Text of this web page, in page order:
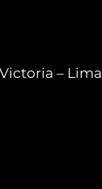
– Lima